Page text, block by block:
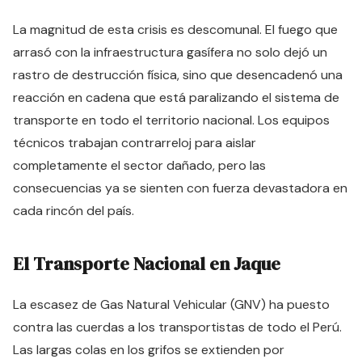
La magnitud de esta crisis es descomunal. El fuego que
arrasó con la infraestructura gasífera no solo dejó un
rastro de destrucción física, sino que desencadenó una
reacción en cadena que está paralizando el sistema de
transporte en todo el territorio nacional. Los equipos
técnicos trabajan contrarreloj para aislar
completamente el sector dañado, pero las
consecuencias ya se sienten con fuerza devastadora en
cada rincón del país.
El Transporte Nacional en Jaque
La escasez de Gas Natural Vehicular (GNV) ha puesto
contra las cuerdas a los transportistas de todo el Perú.
Las largas colas en los grifos se extienden por